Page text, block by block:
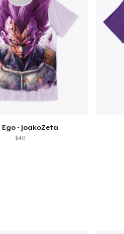
- JoakoZeta
$40